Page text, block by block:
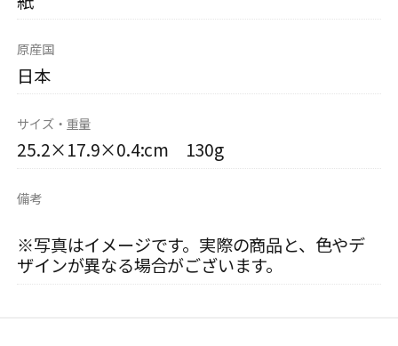
原産国
日本
サイズ・重量
25.2×17.9×0.4:cm 130g
備考
※写真はイメージです。実際の商品と、色やデ
ザインが異なる場合がございます。